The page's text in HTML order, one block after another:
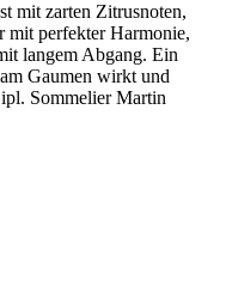
mit zarten Zitrusnoten,
mit perfekter Harmonie,
langem Abgang. Ein
Gaumen wirkt und
Sommelier Martin